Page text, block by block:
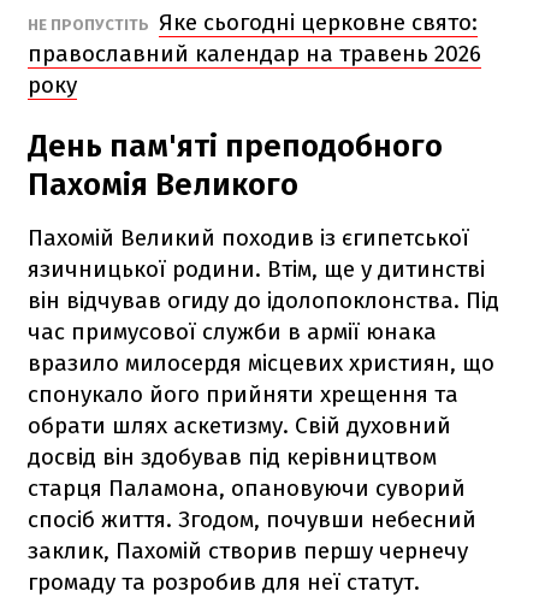
НЕ ПРОПУСТІТЬ
Яке сьогодні церковне свято:
православний календар на травень 2026
року
День пам'яті преподобного
Пахомія Великого
Пахомій Великий походив із єгипетської
язичницької родини. Втім, ще у дитинстві
він відчував огиду до ідолопоклонства. Під
час примусової служби в армії юнака
вразило милосердя місцевих християн, що
спонукало його прийняти хрещення та
обрати шлях аскетизму. Свій духовний
досвід він здобував під керівництвом
старця Паламона, опановуючи суворий
спосіб життя. Згодом, почувши небесний
заклик, Пахомій створив першу чернечу
громаду та розробив для неї статут.